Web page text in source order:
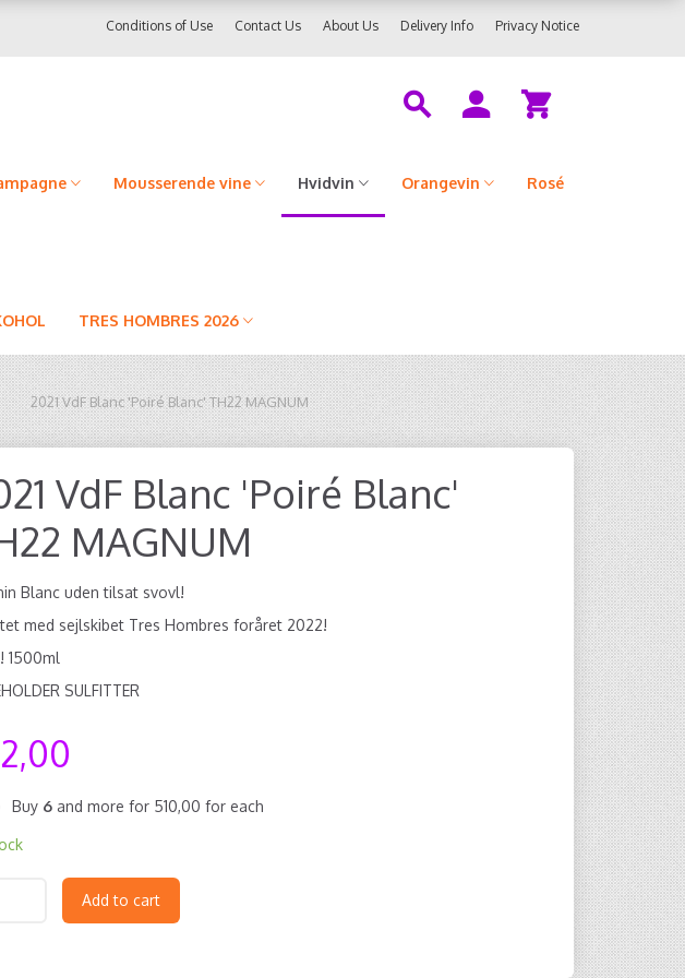
Privacy Notice
Delivery Info
About Us
Contact Us
Conditions of Use
Mousserende vine Hvidvin Orangevin Rosé
TRES HOMBRES 2026
2021 VdF Blanc 'Poiré Blanc' TH22 MAGNUM
VdF Blanc 'Poiré Blanc'
MAGNUM
Blanc uden tilsat svovl!
med sejlskibet Tres Hombres foråret 2022!
1500ml
SULFITTER
Buy 6 and more for 510,00 for each
Add to cart